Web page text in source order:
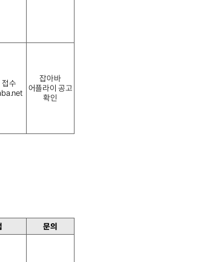
접수
잡아바
어플라이 공고
확인
문의